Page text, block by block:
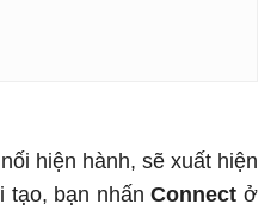
hiện hành, sẽ xuất hiện
tạo, bạn nhấnConnectở